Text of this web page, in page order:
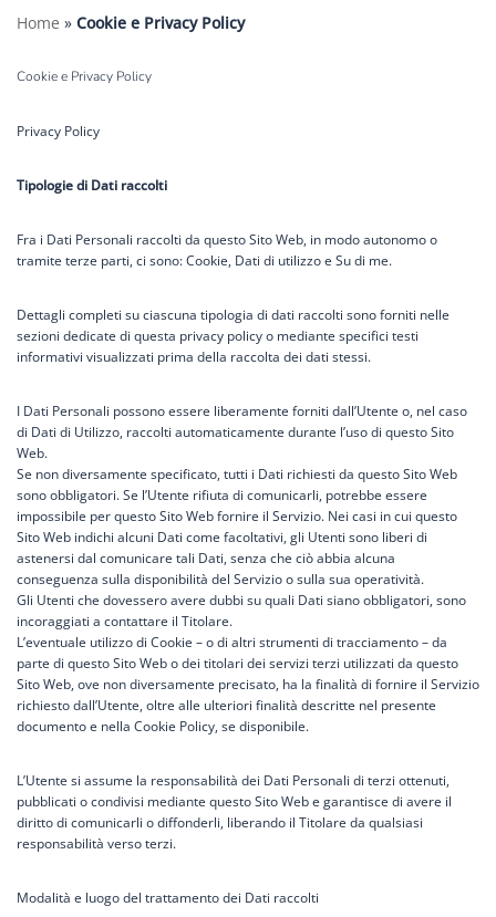
Home » Cookie e Privacy Policy
Cookie e Privacy Policy
Privacy Policy
Tipologie di Dati raccolti
Fra i Dati Personali raccolti da questo Sito Web, in modo autonomo o
tramite terze parti, ci sono: Cookie, Dati di utilizzo e Su di me.
Dettagli completi su ciascuna tipologia di dati raccolti sono forniti nelle
sezioni dedicate di questa privacy policy o mediante specifici testi
informativi visualizzati prima della raccolta dei dati stessi.
I Dati Personali possono essere liberamente forniti dall’Utente o, nel caso
di Dati di Utilizzo, raccolti automaticamente durante l’uso di questo Sito
Web.
Se non diversamente specificato, tutti i Dati richiesti da questo Sito Web
sono obbligatori. Se l’Utente rifiuta di comunicarli, potrebbe essere
impossibile per questo Sito Web fornire il Servizio. Nei casi in cui questo
Sito Web indichi alcuni Dati come facoltativi, gli Utenti sono liberi di
astenersi dal comunicare tali Dati, senza che ciò abbia alcuna
conseguenza sulla disponibilità del Servizio o sulla sua operatività.
Gli Utenti che dovessero avere dubbi su quali Dati siano obbligatori, sono
incoraggiati a contattare il Titolare.
L’eventuale utilizzo di Cookie – o di altri strumenti di tracciamento – da
parte di questo Sito Web o dei titolari dei servizi terzi utilizzati da questo
Sito Web, ove non diversamente precisato, ha la finalità di fornire il Servizio
richiesto dall’Utente, oltre alle ulteriori finalità descritte nel presente
documento e nella Cookie Policy, se disponibile.
L’Utente si assume la responsabilità dei Dati Personali di terzi ottenuti,
pubblicati o condivisi mediante questo Sito Web e garantisce di avere il
diritto di comunicarli o diffonderli, liberando il Titolare da qualsiasi
responsabilità verso terzi.
Modalità e luogo del trattamento dei Dati raccolti